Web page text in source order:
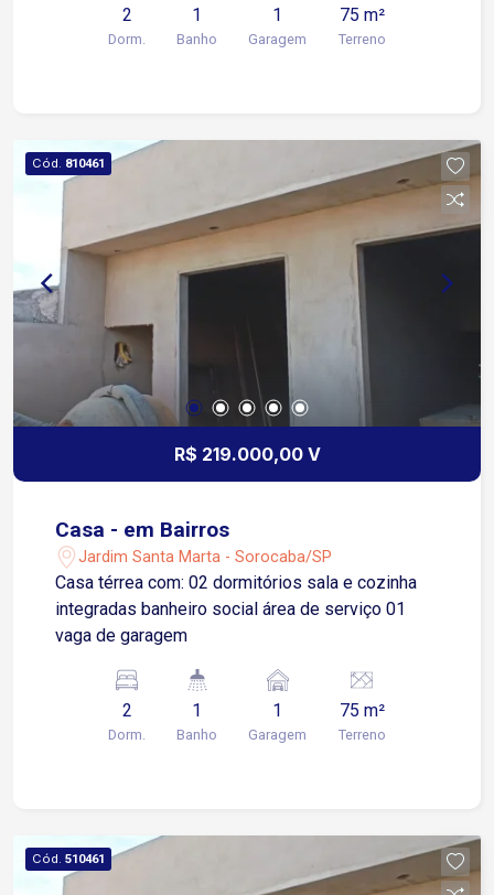
2
Dorm.
1
Banho
1
Garagem
75 m²
Terreno
Cód. 810461
R$ 219.000,00 V
Casa - em Bairros
Jardim Santa Marta - Sorocaba/SP
Casa térrea com: 02 dormitórios sala e cozinha
integradas banheiro social área de serviço 01
vaga de garagem
2
Dorm.
1
Banho
1
Garagem
75 m²
Terreno
Cód. 510461